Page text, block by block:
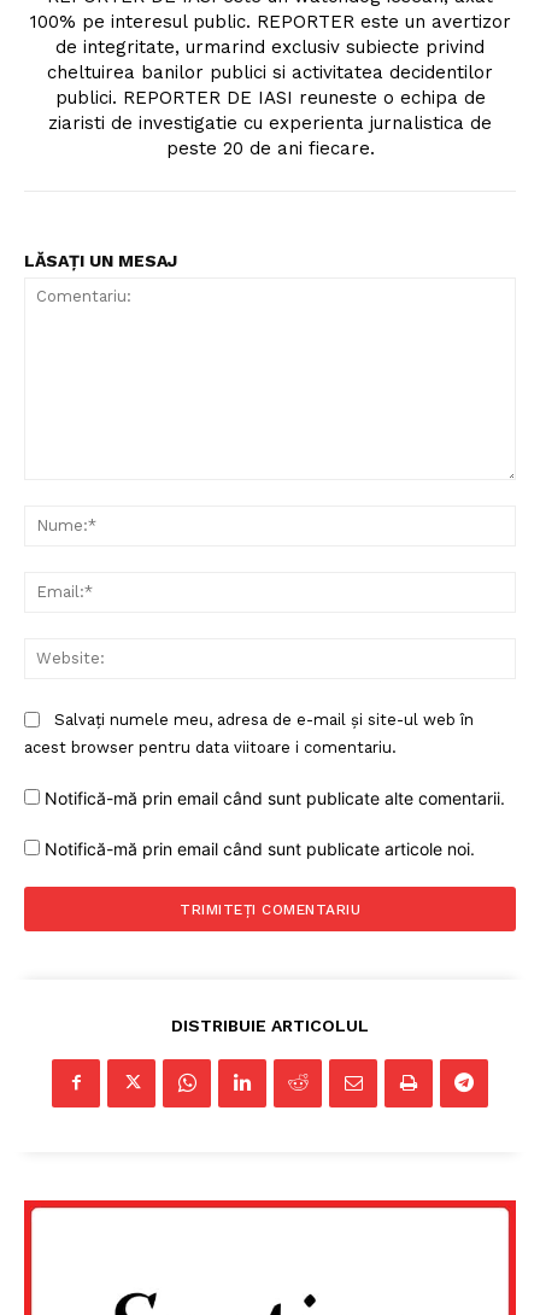
100% pe interesul public. REPORTER este un avertizor
de integritate, urmarind exclusiv subiecte privind
cheltuirea banilor publici si activitatea decidentilor
publici. REPORTER DE IASI reuneste o echipa de
ziaristi de investigatie cu experienta jurnalistica de
peste 20 de ani fiecare.
LĂSAȚI UN MESAJ
Salvați numele meu, adresa de e-mail și site-ul web în
acest browser pentru data viitoare i comentariu.
Notifică-mă prin email când sunt publicate alte comentarii.
Notifică-mă prin email când sunt publicate articole noi.
DISTRIBUIE ARTICOLUL